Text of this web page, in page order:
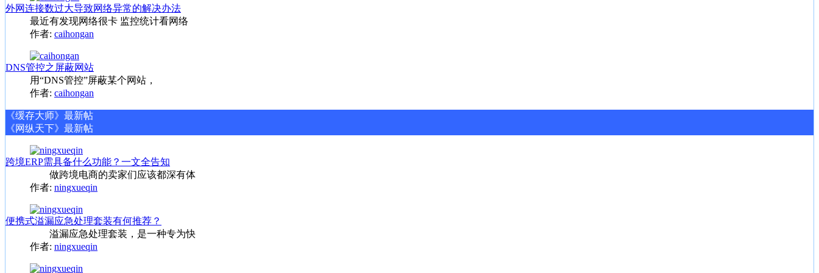
外网连接数过大导致网络异常的解决办法
最近有发现网络很卡 监控统计看网络
作者: caihongan
DNS管控之屏蔽网站
用“DNS管控”屏蔽某个网站，
作者: caihongan
《缓存大师》最新帖
《网纵天下》最新帖
跨境ERP需具备什么功能？一文全告知
做跨境电商的卖家们应该都深有体
作者: ningxueqin
便携式溢漏应急处理套装有何推荐？
溢漏应急处理套装，是一种专为快
作者: ningxueqin